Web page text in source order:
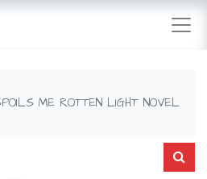
ME ROTTEN LIGHT NOVEL